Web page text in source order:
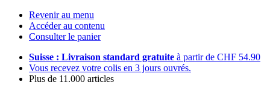
Revenir au menu
Accéder au contenu
Consulter le panier
Suisse : Livraison standard gratuite à partir de CHF 54.90
Vous recevez votre colis en 3 jours ouvrés.
Plus de 11.000 articles